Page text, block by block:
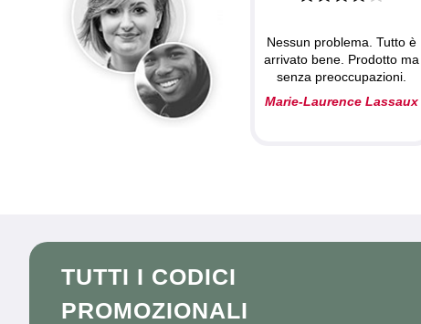
Nessun problema. Tutto è
arrivato bene. Prodotto ma
senza preoccupazioni.
Marie-Laurence Lassaux
TUTTI I CODICI
PROMOZIONALI